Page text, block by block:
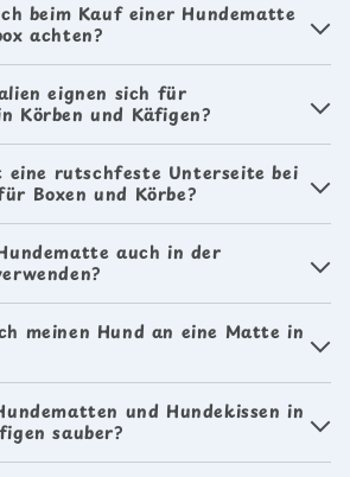
beim Kauf einer Hundematte
achten?
eignen sich für
Körben und Käfigen?
rutschfeste Unterseite bei
Boxen und Körbe?
auch in der
meinen Hund an eine Matte in
und Hundekissen in
sauber?